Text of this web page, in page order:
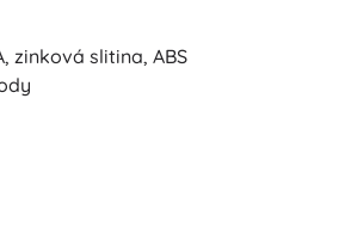
zinková slitina, ABS